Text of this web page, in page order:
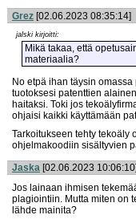
Grez [02.06.2023 08:35:14]
jalski kirjoitti:
Mikä takaa, että
materiaalia?
No etpä ihan täysin
tuotoksesi patenttien
haitaksi. Toki jos
ohjaisi kaikki käyttämään
Tarkoitukseen tehty tekoäly
ohjelmakoodiin sisältyvien
Jaska [02.06.2023 10:06:10]
Jos lainaan ihmisen
plagiointiin. Mutta miten on
lähde mainita?